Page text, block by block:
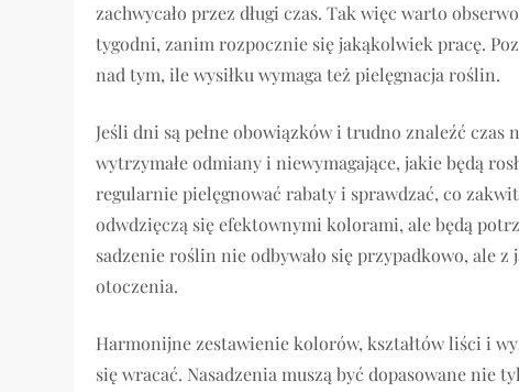
zachwycało przez długi czas. Tak więc warto
tygodni, zanim rozpocznie się jakąkolwiek pracę.
nad tym, ile wysiłku wymaga też pielęgnacja roślin.
Jeśli dni są pełne obowiązków i trudno znaleźć
wytrzymałe odmiany i niewymagające, jakie będą
regularnie pielęgnować rabaty i sprawdzać, co
odwdzięczą się efektownymi kolorami, ale będą
sadzenie roślin nie odbywało się przypadkowo, ale
otoczenia.
Harmonijne zestawienie kolorów, kształtów liści i
się wracać. Nasadzenia muszą być dopasowane nie